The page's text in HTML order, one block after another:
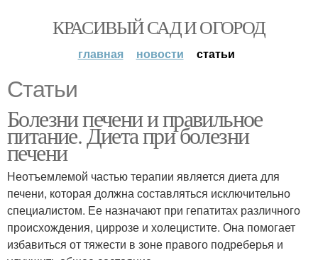
КРАСИВЫЙ САД И ОГОРОД
главная новости статьи
Статьи
Болезни печени и правильное
питание. Диета при болезни
печени
Неотъемлемой частью терапии является диета для
печени, которая должна составляться исключительно
специалистом. Ее назначают при гепатитах различного
происхождения, циррозе и холецистите. Она помогает
избавиться от тяжести в зоне правого подреберья и